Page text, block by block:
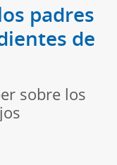
padres
de
sobre los